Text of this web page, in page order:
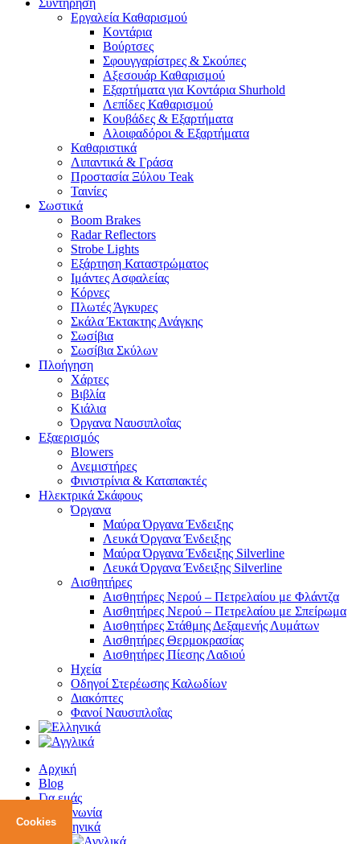
Συντήρηση
Εργαλεία Καθαρισμού
Κοντάρια
Βούρτσες
Σφουγγαρίστρες & Σκούπες
Αξεσουάρ Καθαρισμού
Εξαρτήματα για Κοντάρια Shurhold
Λεπίδες Καθαρισμού
Κουβάδες & Εξαρτήματα
Αλοιφαδόροι & Εξαρτήματα
Καθαριστικά
Λιπαντικά & Γράσα
Προστασία Ξύλου Teak
Ταινίες
Σωστικά
Boom Brakes
Radar Reflectors
Strobe Lights
Εξάρτηση Καταστρώματος
Ιμάντες Ασφαλείας
Κόρνες
Πλωτές Άγκυρες
Σκάλα Έκτακτης Ανάγκης
Σωσίβια
Σωσίβια Σκύλων
Πλοήγηση
Χάρτες
Βιβλία
Κιάλια
Όργανα Ναυσιπλοΐας
Εξαερισμός
Blowers
Ανεμιστήρες
Φινιστρίνια & Καταπακτές
Ηλεκτρικά Σκάφους
Όργανα
Μαύρα Όργανα Ένδειξης
Λευκά Όργανα Ένδειξης
Μαύρα Όργανα Ένδειξης Silverline
Λευκά Όργανα Ένδειξης Silverline
Αισθητήρες
Αισθητήρες Νερού – Πετρελαίου με Φλάντζα
Αισθητήρες Νερού – Πετρελαίου με Σπείρωμα
Αισθητήρες Στάθμης Δεξαμενής Λυμάτων
Αισθητήρες Θερμοκρασίας
Αισθητήρες Πίεσης Λαδιού
Ηχεία
Οδηγοί Στερέωσης Καλωδίων
Διακόπτες
Φανοί Ναυσιπλοΐας
Αρχική
Blog
Για εμάς
Επικοινωνία
Cookies